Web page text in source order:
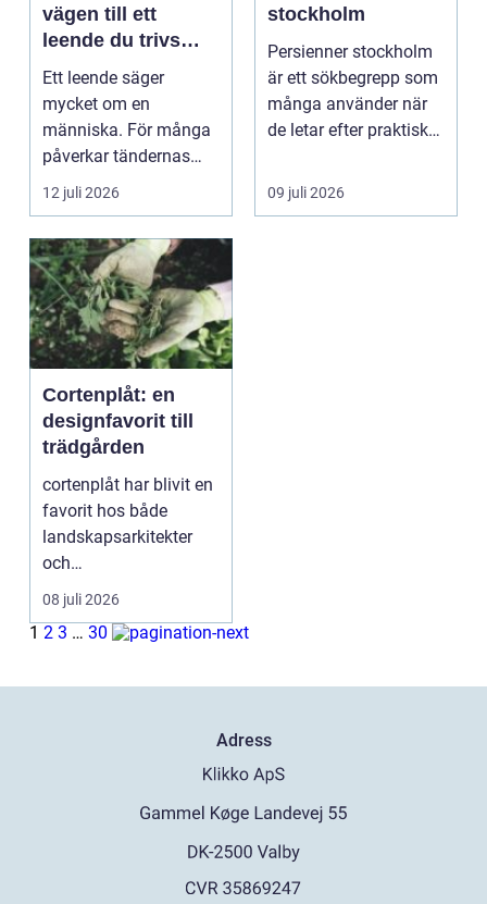
vägen till ett
leende du trivs
med
Ett leende säger
mycket om en
människa. För många
påverkar tändernas
utseende både
självförtroendet ...
12 juli 2026
stockholm
Persienner stockholm
är ett sökbegrepp som
många använder när
de letar efter praktiska
09 juli 2026
Cortenplåt: en
designfavorit till
trädgården
cortenplåt har blivit en
favorit hos både
landskapsarkitekter
och
trädgårdsentusiaster.
Det är ett m...
08 juli 2026
1 2 3 … 30
Adress